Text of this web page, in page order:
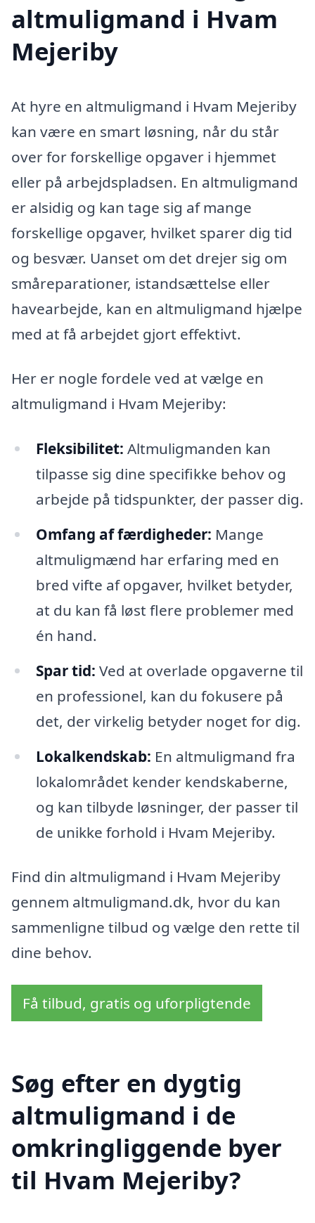
altmuligmand i Hvam
Mejeriby
At hyre en altmuligmand i Hvam Mejeriby
kan være en smart løsning, når du står
over for forskellige opgaver i hjemmet
eller på arbejdspladsen. En altmuligmand
er alsidig og kan tage sig af mange
forskellige opgaver, hvilket sparer dig tid
og besvær. Uanset om det drejer sig om
småreparationer, istandsættelse eller
havearbejde, kan en altmuligmand hjælpe
med at få arbejdet gjort effektivt.
Her er nogle fordele ved at vælge en
altmuligmand i Hvam Mejeriby:
Fleksibilitet: Altmuligmanden kan
tilpasse sig dine specifikke behov og
arbejde på tidspunkter, der passer dig.
Omfang af færdigheder: Mange
altmuligmænd har erfaring med en
bred vifte af opgaver, hvilket betyder,
at du kan få løst flere problemer med
én hand.
Spar tid: Ved at overlade opgaverne til
en professionel, kan du fokusere på
det, der virkelig betyder noget for dig.
Lokalkendskab: En altmuligmand fra
lokalområdet kender kendskaberne,
og kan tilbyde løsninger, der passer til
de unikke forhold i Hvam Mejeriby.
Find din altmuligmand i Hvam Mejeriby
gennem altmuligmand.dk, hvor du kan
sammenligne tilbud og vælge den rette til
dine behov.
Få tilbud, gratis og uforpligtende
Søg efter en dygtig
altmuligmand i de
omkringliggende byer
til Hvam Mejeriby?